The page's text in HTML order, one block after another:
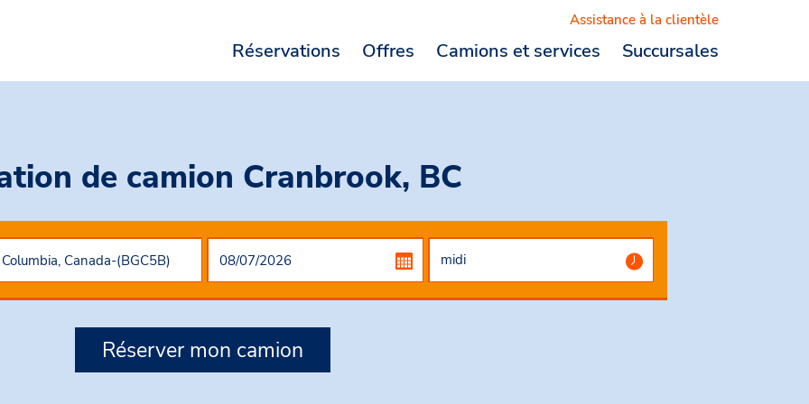
Réservations Offres Camions et services Succursales
Assistance à la clientèle
de camion Cranbrook, BC
Réserver mon camion